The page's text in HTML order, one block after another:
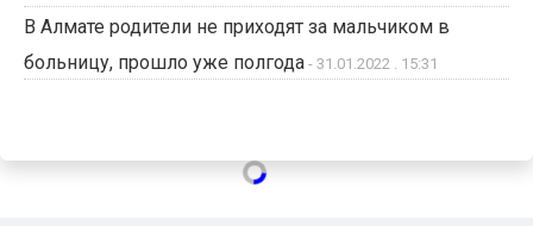
В Алмате родители не приходят за мальчиком в
больницу, прошло уже полгода - 31.01.2022 . 15:31